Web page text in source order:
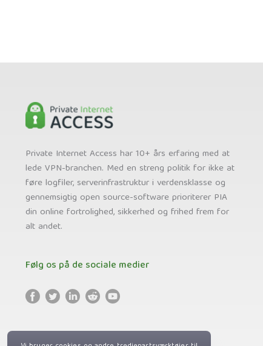
Private Internet Access har 10+ års erfaring med at
lede VPN-branchen. Med en streng politik for ikke at
føre logfiler, serverinfrastruktur i verdensklasse og
gennemsigtig open source-software prioriterer PIA
din online fortrolighed, sikkerhed og frihed frem for
alt andet.
Følg os på de sociale medier